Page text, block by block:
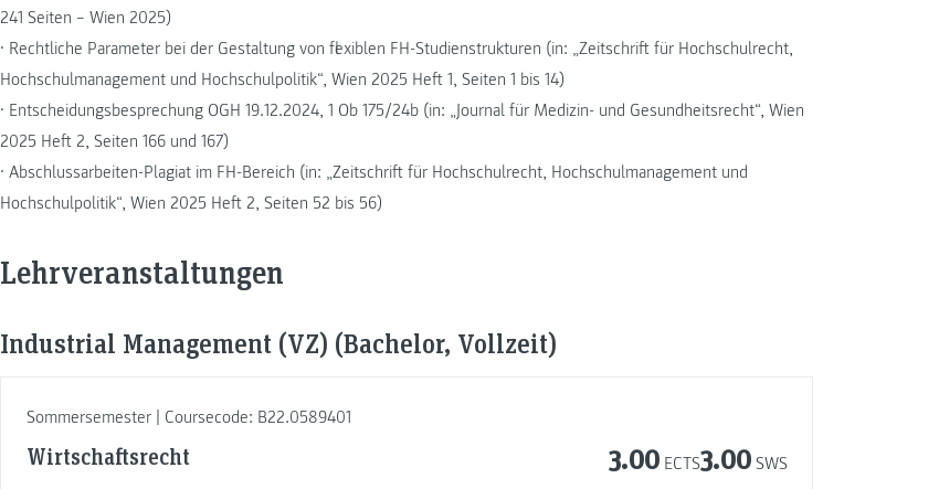
241 Seiten – Wien 2025)
• Rechtliche Parameter bei der Gestaltung von flexiblen FH-Studienstrukturen (in: „Zeitschrift für Hochschulrecht,
Hochschulmanagement und Hochschulpolitik“, Wien 2025 Heft 1, Seiten 1 bis 14)
• Entscheidungsbesprechung OGH 19.12.2024, 1 Ob 175/24b (in: „Journal für Medizin- und Gesundheitsrecht“, Wien
2025 Heft 2, Seiten 166 und 167)
• Abschlussarbeiten-Plagiat im FH-Bereich (in: „Zeitschrift für Hochschulrecht, Hochschulmanagement und
Hochschulpolitik“, Wien 2025 Heft 2, Seiten 52 bis 56)
Lehrveranstaltungen
Industrial Management (VZ) (Bachelor, Vollzeit)
Sommersemester | Coursecode: B22.0589401
Wirtschaftsrecht 3.00 ECTS3.00 SWS